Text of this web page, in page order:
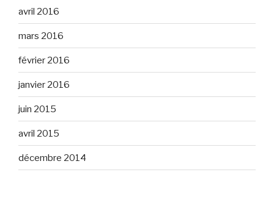
avril 2016
mars 2016
février 2016
janvier 2016
juin 2015
avril 2015
décembre 2014